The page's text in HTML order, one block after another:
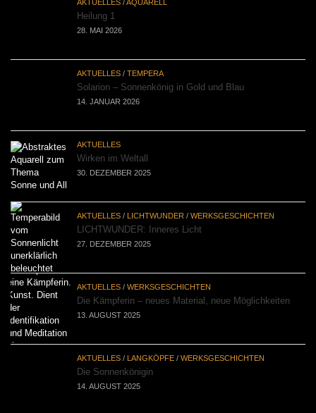
AKTUELLES /AQUARELL
Heilung 1
28. MAI 2026
AKTUELLES / TEMPERA
Solarion – Sonnenkönig in Gold und Blau
14. JANUAR 2026
AKTUELLES
Wirken im Weltall
30. DEZEMBER 2025
AKTUELLES / LICHTWUNDER / WERKSGESCHICHTEN
LICHTWUNDER: Inneres Licht
27. DEZEMBER 2025
AKTUELLES / WERKSGESCHICHTEN
Die Kämpferin – neues Material, neue Möglichkeiten
13. AUGUST 2025
AKTUELLES / LANGKÖPFE / WERKSGESCHICHTEN
Die Sonnenkönigin
14. AUGUST 2025